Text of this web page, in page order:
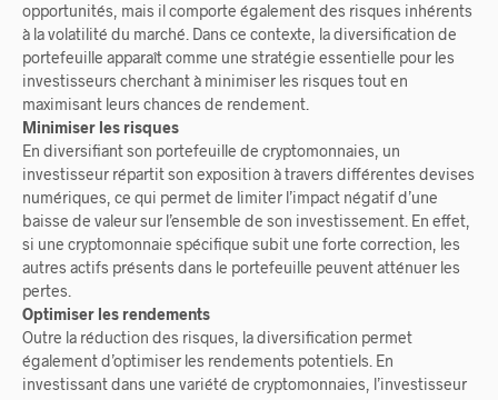
opportunités, mais il comporte également des risques inhérents
à la volatilité du marché. Dans ce contexte, la diversification de
portefeuille apparaît comme une stratégie essentielle pour les
investisseurs cherchant à minimiser les risques tout en
maximisant leurs chances de rendement.
Minimiser les risques
En diversifiant son portefeuille de cryptomonnaies, un
investisseur répartit son exposition à travers différentes devises
numériques, ce qui permet de limiter l’impact négatif d’une
baisse de valeur sur l’ensemble de son investissement. En effet,
si une cryptomonnaie spécifique subit une forte correction, les
autres actifs présents dans le portefeuille peuvent atténuer les
pertes.
Optimiser les rendements
Outre la réduction des risques, la diversification permet
également d’optimiser les rendements potentiels. En
investissant dans une variété de cryptomonnaies, l’investisseur